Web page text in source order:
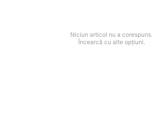
Niciun articol nu a corespuns.
Încearcă cu alte opțiuni.